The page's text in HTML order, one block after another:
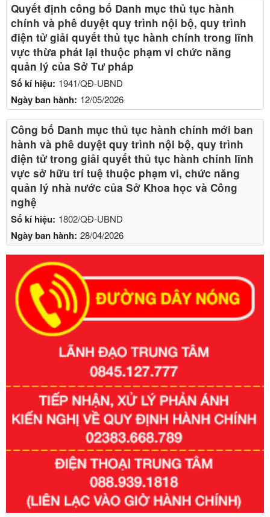
Số kí hiệu: 1941/QĐ-UBND
Ngày ban hành: 12/05/2026
Quyết định công bố Danh mục thủ tục hành
chính và phê duyệt quy trình nội bộ, quy trình
điện tử giải quyết thủ tục hành chính trong lĩnh
vực thừa phát lại thuộc phạm vi chức năng
quản lý của Sở Tư pháp
Số kí hiệu: 1802/QĐ-UBND
Ngày ban hành: 28/04/2026
Công bố Danh mục thủ tục hành chính mới ban
hành và phê duyệt quy trình nội bộ, quy trình
điện tử trong giải quyết thủ tục hành chính lĩnh
vực sở hữu trí tuệ thuộc phạm vi, chức năng
quản lý nhà nước của Sở Khoa học và Công
nghệ
Số kí hiệu:
351/2025/NĐ-CP
Tên: Nghị định số 351/2025/NĐ-CP của Chính phủ: Quy